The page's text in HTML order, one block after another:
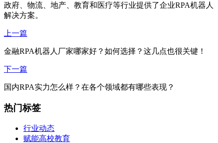
政府、物流、地产、教育和医疗等行业提供了企业RPA机器人
解决方案。
上一篇
金融RPA机器人厂家哪家好？如何选择？这几点也很关键！
下一篇
国内RPA实力怎么样？在各个领域都有哪些表现？
热门标签
行业动态
赋能高校教育